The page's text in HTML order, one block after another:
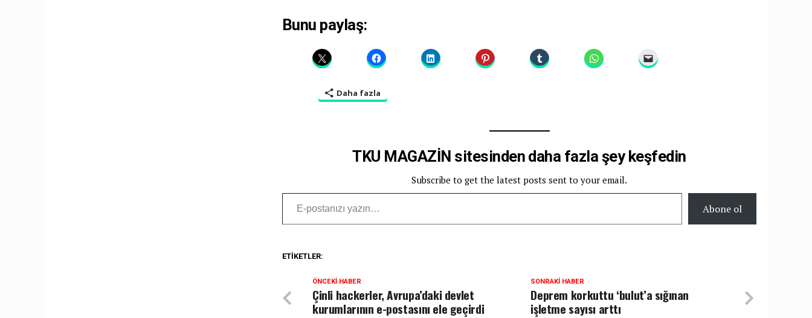
Bunu paylaş:
Daha fazla
TKU MAGAZİN sitesinden daha fazla şey keşfedin
Subscribe to get the latest posts sent to your email.
E-postanızı yazın…
Abone ol
ETIKETLER:
SONRAKI HABER
Deprem korkuttu ‘bulut’a sığınan
işletme sayısı arttı
ÖNCEKI HABER
Çinli hackerler, Avrupa’daki devlet
kurumlarının e-postasını ele geçirdi